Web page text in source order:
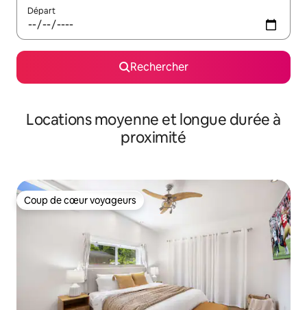
Départ
Rechercher
Locations moyenne et longue durée à
proximité
Coup de cœur voyageurs
Coup de cœur voyageurs